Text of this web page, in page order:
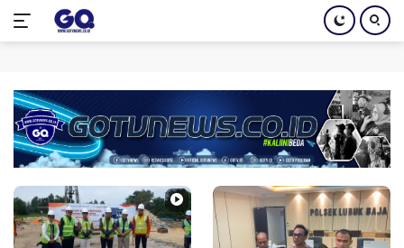
konten